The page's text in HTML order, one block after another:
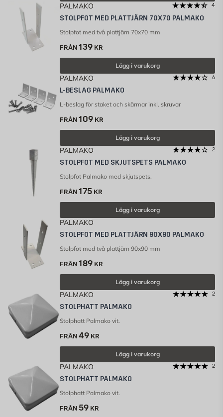
PALMAKO 4
STOLPFOT MED PLATTJÄRN 70X70 PALMAKO
Stolpfot med två plattjärn 70x70 mm
FRÅN 139 KR
Lägg i varukorg
PALMAKO 6
L-BESLAG PALMAKO
L-beslag för staket och skärmar inkl. skruvar
FRÅN 109 KR
Lägg i varukorg
PALMAKO 2
STOLPFOT MED SKJUTSPETS PALMAKO
Stolpfot Palmako med skjutspets.
FRÅN 175 KR
Lägg i varukorg
PALMAKO
STOLPFOT MED PLATTJÄRN 90X90 PALMAKO
Stolpfot med två plattjärn 90x90 mm
FRÅN 189 KR
Lägg i varukorg
PALMAKO 2
STOLPHATT PALMAKO
Stolphatt Palmako vit.
FRÅN 49 KR
Lägg i varukorg
PALMAKO 2
STOLPHATT PALMAKO
Stolphatt Palmako vit.
FRÅN 59 KR